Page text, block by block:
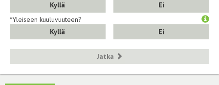
Kyllä
Ei
*Yleiseen kuuluvuuteen?
Kyllä
Ei
Jatka